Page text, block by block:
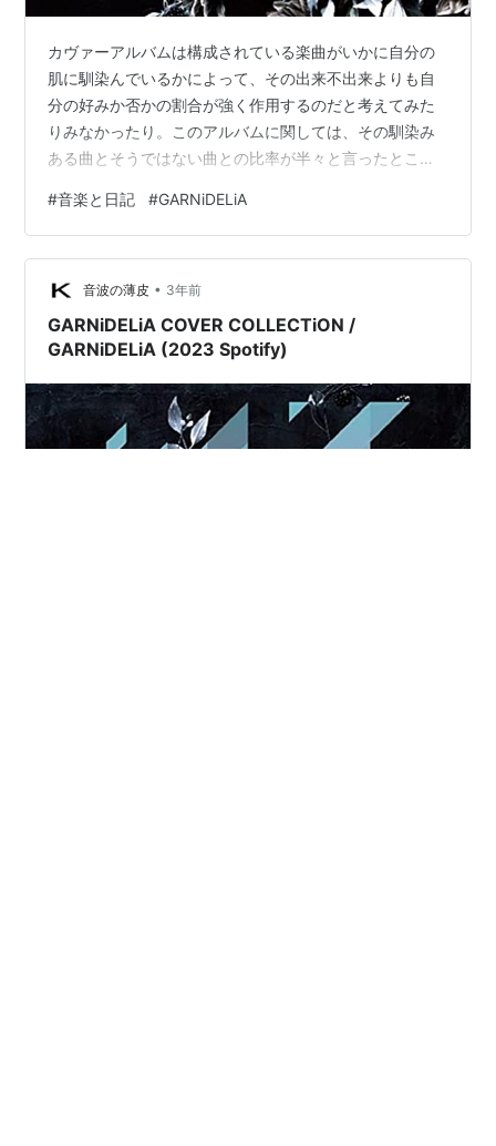
カヴァーアルバムは構成されている楽曲がいかに自分の
肌に馴染んでいるかによって、その出来不出来よりも自
分の好みか否かの割合が強く作用するのだと考えてみた
りみなかったり。このアルバムに関しては、その馴染み
ある曲とそうではない曲との比率が半々と言ったところ
恐らく自分が過小評価していたGARNiDELiAのボーカルの
力量が、クラシックスタンダードナンバーにも、ニュー
スタンダードナンバーにも、適量に馴染んでいることの
現れだと思うのだけれども。適量とは過剰に自分の世界
を擦り込んだり、原曲を重視しすぎたりと言った極端さ
がないということで。かと言って中途半端に…
#音楽と日記 #GARNiDELiA
音波の薄皮 • 3年前
GARNiDELiA COVER COLLECTiON /
GARNiDELiA (2023 Spotify)